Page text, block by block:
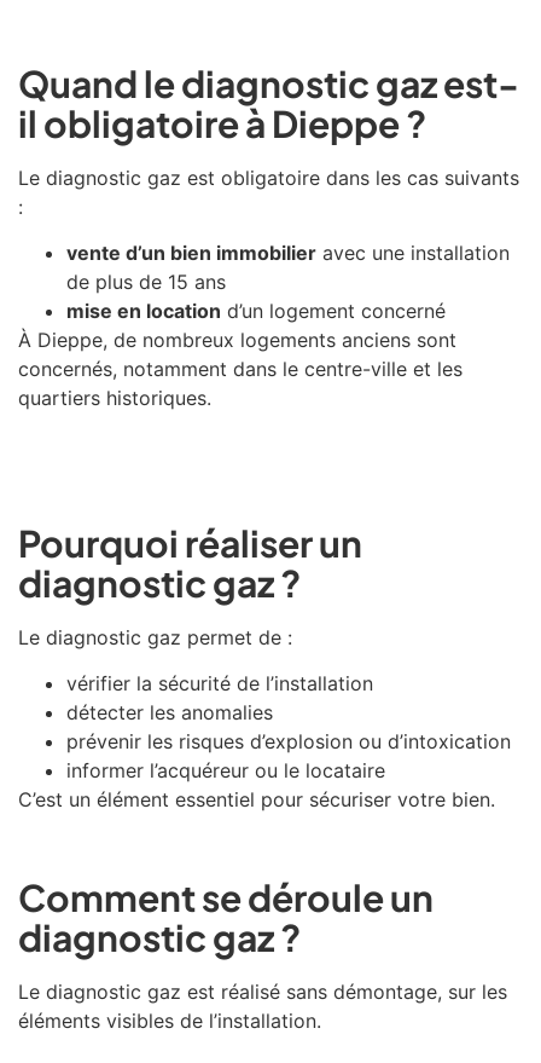
Quand le diagnostic gaz est-
il obligatoire à Dieppe ?
Le diagnostic gaz est obligatoire dans les cas suivants
:
vente d’un bien immobilier avec une installation
de plus de 15 ans
mise en location d’un logement concerné
À Dieppe, de nombreux logements anciens sont
concernés, notamment dans le centre-ville et les
quartiers historiques.
Pourquoi réaliser un
diagnostic gaz ?
Le diagnostic gaz permet de :
vérifier la sécurité de l’installation
détecter les anomalies
prévenir les risques d’explosion ou d’intoxication
informer l’acquéreur ou le locataire
C’est un élément essentiel pour sécuriser votre bien.
Comment se déroule un
diagnostic gaz ?
Le diagnostic gaz est réalisé sans démontage, sur les
éléments visibles de l’installation.